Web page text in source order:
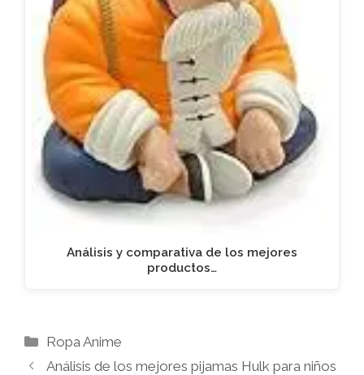
Análisis y comparativa de los mejores
productos…
Categorías
Ropa Anime
Análisis de los mejores pijamas Hulk para niños